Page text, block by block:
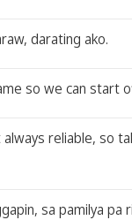
darating ako.
so we can start
reliable, so
sa pamilya pa